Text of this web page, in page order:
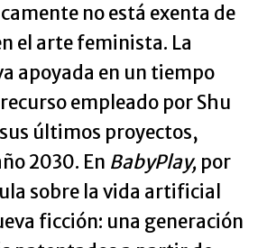
no está exenta de
el arte feminista. La
apoyada en un tiempo
empleado por Shu
últimos proyectos,
2030. En BabyPlay, por
sobre la vida artificial
ficción: una generación